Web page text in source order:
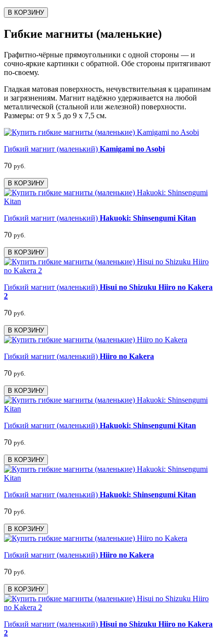
В КОРЗИНУ
Гибкие магниты (маленькие)
Графитно-чёрные прямоугольники с одной стороны — и
сочно-яркие картинки с обратной. Обе стороны притягивают
по-своему.
Гладкая матовая поверхность, нечувствительная к царапинам
и загрязнениям. Магнит надёжно удерживается на любой
металлической (стальной или железной) поверхности.
Размеры: от 9 х 5 до 9 х 7,5 см.
Гибкий магнит (маленький) Kamigami no Asobi
70 руб.
В КОРЗИНУ
Гибкий магнит (маленький) Hakuoki: Shinsengumi Kitan
70 руб.
В КОРЗИНУ
Гибкий магнит (маленький) Hisui no Shizuku Hiiro no Kakera
2
70 руб.
В КОРЗИНУ
Гибкий магнит (маленький) Hiiro no Kakera
70 руб.
В КОРЗИНУ
Гибкий магнит (маленький) Hakuoki: Shinsengumi Kitan
70 руб.
В КОРЗИНУ
Гибкий магнит (маленький) Hakuoki: Shinsengumi Kitan
70 руб.
В КОРЗИНУ
Гибкий магнит (маленький) Hiiro no Kakera
70 руб.
В КОРЗИНУ
Гибкий магнит (маленький) Hisui no Shizuku Hiiro no Kakera
2